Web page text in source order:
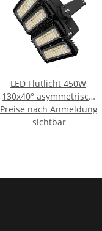
LED Flutlicht 450W,
130x40° asymmetrisch,
variabel, 1-10V
dimmbar, neutralweiß,
Preise nach Anmeldung
sichtbar